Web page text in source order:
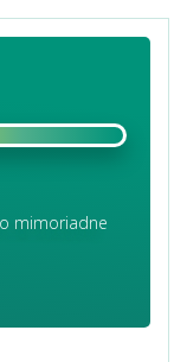
mimoriadne